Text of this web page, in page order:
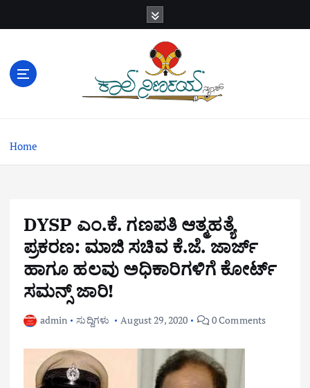
e
Home
DYSP ಎಂ.ಕೆ. ಗಣಪತಿ ಆತ್ಮಹತ್ಯೆ
ಪ್ರಕರಣ: ಮಾಜಿ ಸಚಿವ ಕೆ.ಜೆ. ಜಾರ್ಜ್
ಹಾಗೂ ಹಲವು ಅಧಿಕಾರಿಗಳಿಗೆ ಕೋರ್ಟ್
ಸಮನ್ಸ್ ಜಾರಿ!
admin ಸುದ್ದಿಗಳು August 29, 2020 0 Comments